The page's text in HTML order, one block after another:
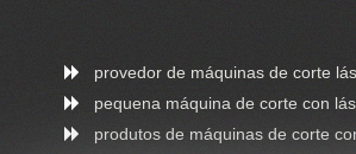
provedor de máquinas de corte
pequena máquina de corte con
produtos de máquinas de corte